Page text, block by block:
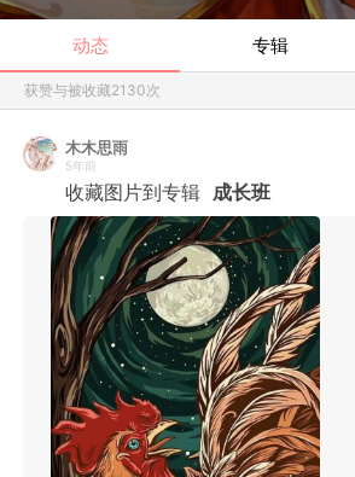
动态 专辑
获赞与被收藏2130次
木木思雨
5年前
收藏图片到专辑 成长班